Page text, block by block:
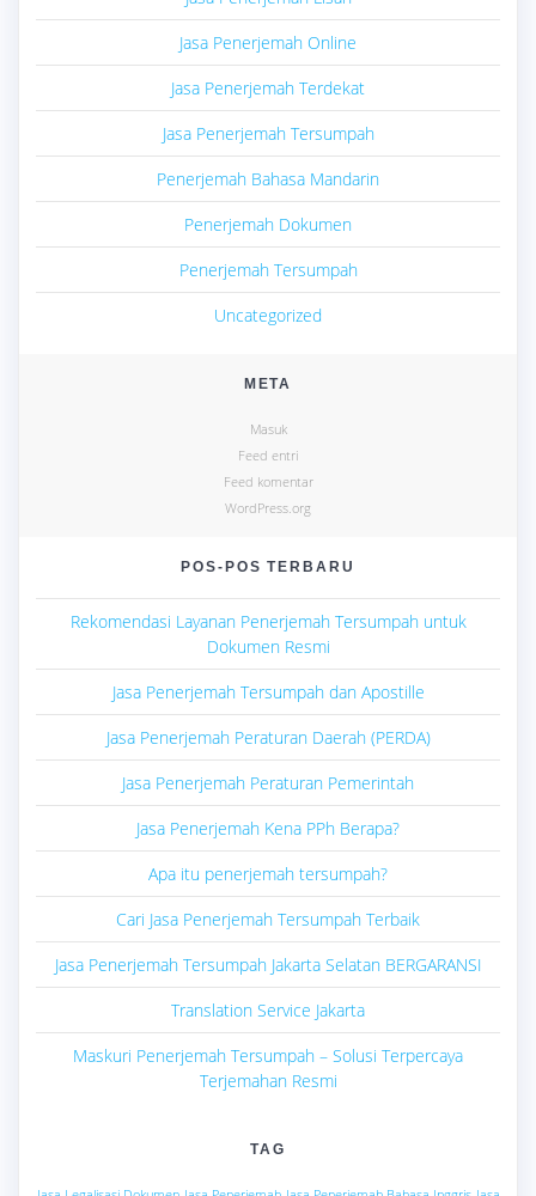
Jasa Penerjemah Online
Jasa Penerjemah Terdekat
Jasa Penerjemah Tersumpah
Penerjemah Bahasa Mandarin
Penerjemah Dokumen
Penerjemah Tersumpah
Uncategorized
META
Masuk
Feed entri
Feed komentar
WordPress.org
POS-POS TERBARU
Rekomendasi Layanan Penerjemah Tersumpah untuk
Dokumen Resmi
Jasa Penerjemah Tersumpah dan Apostille
Jasa Penerjemah Peraturan Daerah (PERDA)
Jasa Penerjemah Peraturan Pemerintah
Jasa Penerjemah Kena PPh Berapa?
Apa itu penerjemah tersumpah?
Cari Jasa Penerjemah Tersumpah Terbaik
Jasa Penerjemah Tersumpah Jakarta Selatan BERGARANSI
Translation Service Jakarta
Maskuri Penerjemah Tersumpah – Solusi Terpercaya
Terjemahan Resmi
TAG